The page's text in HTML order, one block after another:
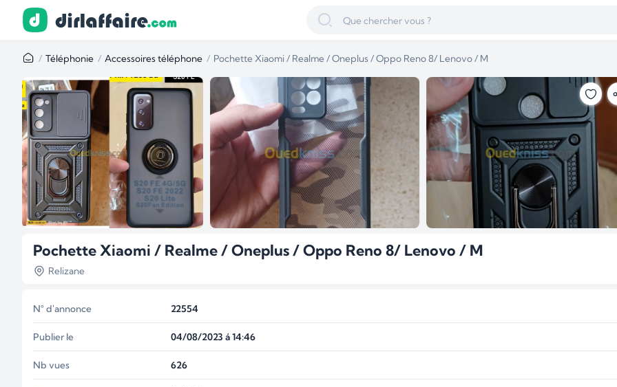
Téléphonie Accessoires téléphone Pochette Xiaomi / Realme / Oneplus / Oppo Reno 8/ Lenovo / M
Pochette Xiaomi / Realme / Oneplus / Oppo Reno 8/ Lenovo / M
Relizane
N° d'annonce 22554
Publier le 04/08/2023 á 14:46
Nb vues 626